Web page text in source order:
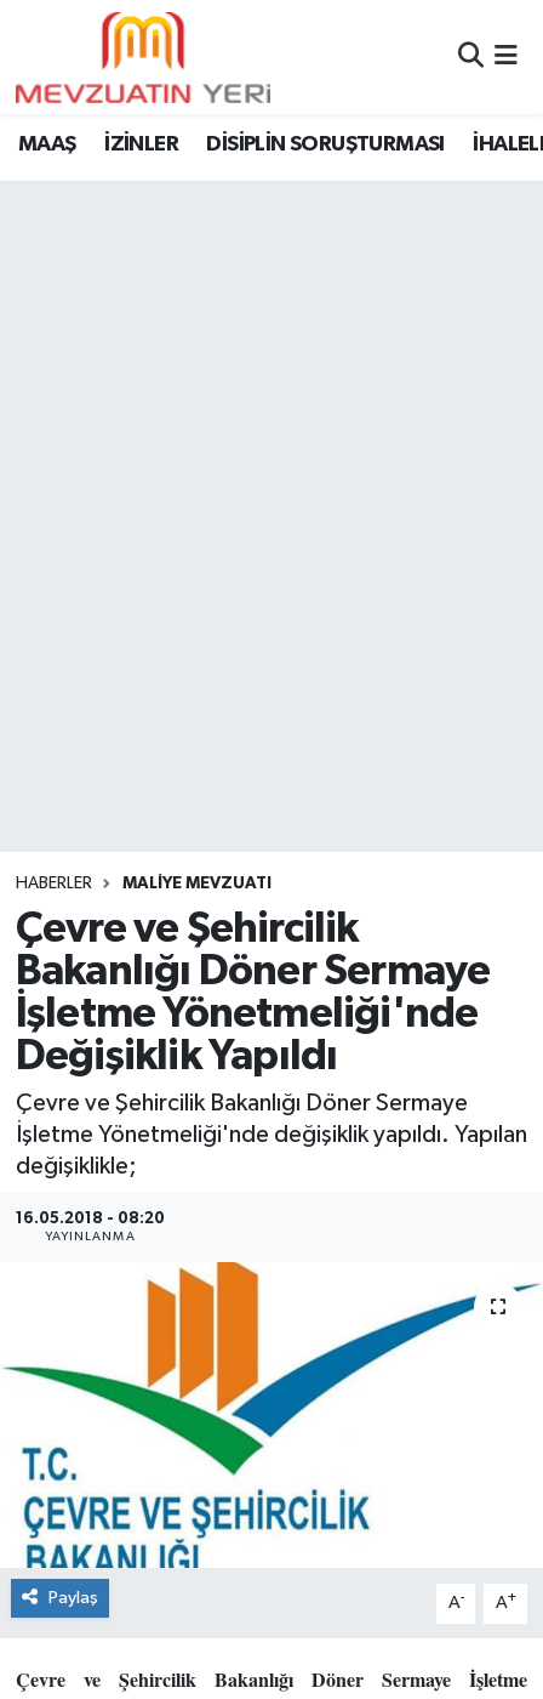
MAAŞ İZİNLER DİSİPLİN SORUŞTURMASI
HABERLER MALİYE MEVZUATI
Çevre ve Şehircilik
Bakanlığı Döner Sermaye
İşletme Yönetmeliği'nde
Değişiklik Yapıldı
Çevre ve Şehircilik Bakanlığı Döner Sermaye
İşletme Yönetmeliği'nde değişiklik yapıldı. Yapılan
değişiklikle;
16.05.2018 - 08:20
YAYINLANMA
Paylaş A- A+
Çevre ve Şehircilik Bakanlığı Döner Sermaye İşletme